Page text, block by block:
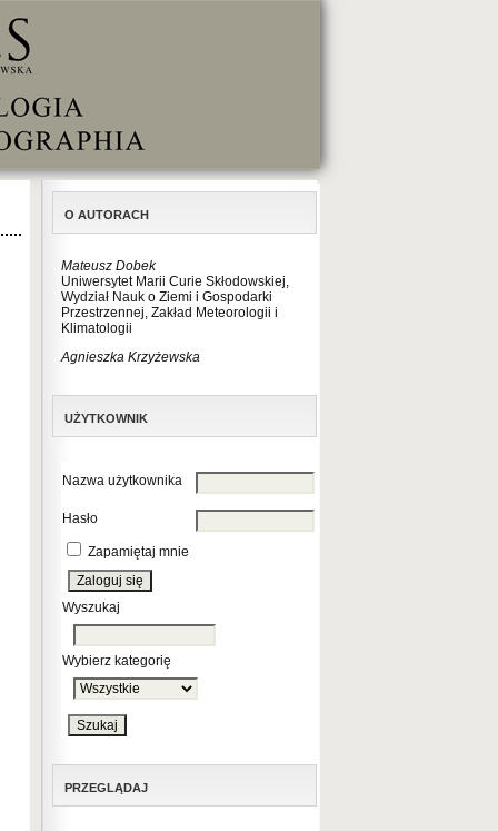
O AUTORACH
Mateusz Dobek
Uniwersytet Marii Curie Skłodowskiej,
Wydział Nauk o Ziemi i Gospodarki
Przestrzennej, Zakład Meteorologii i
Klimatologii
Agnieszka Krzyżewska
UŻYTKOWNIK
Nazwa użytkownika
Hasło
Zapamiętaj mnie
Wyszukaj
Wybierz kategorię
PRZEGLĄDAJ